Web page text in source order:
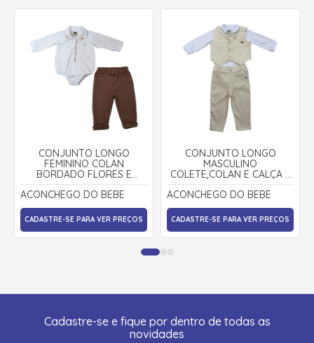
CONJUNTO LONGO
FEMININO COLAN
BORDADO FLORES E
CALÇA 22100047 -
ACONCHEGO DO BEBÊ
ACONCHEGO DO BEBE
CADASTRE-SE PARA VER PREÇOS
CONJUNTO LONGO
MASCULINO
COLETE,COLAN E CALÇA 3
PEÇAS 22100039 -
ACONCHEGO DO BEBÊ
ACONCHEGO DO BEBE
CADASTRE-SE PARA VER PREÇOS
Cadastre-se e fique por dentro de todas as
novidades